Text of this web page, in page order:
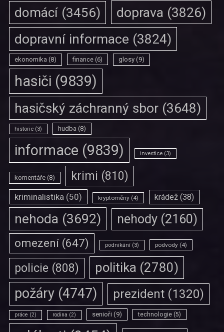
domácí (3456) doprava (3826)
dopravní informace (3824)
ekonomika (8) finance (6) glosy (9)
hasiči (9839)
hasičský záchranný sbor (3648)
historie (3) hudba (8)
informace (9839) investice (3)
komentáře (8) krimi (810)
kriminalistika (50) kryptoměny (4) krádež (38)
nehoda (3692) nehody (2160)
omezení (647) podnikání (3) podvody (4)
policie (808) politika (2780)
požáry (4747) prezident (1320)
práce (2) rodina (2) senioři (9) technologie (5)